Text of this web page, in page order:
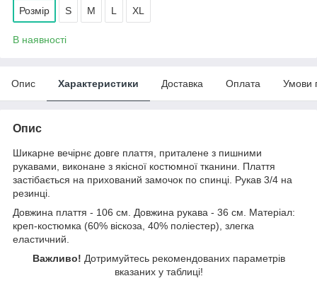
Розмір S M L XL
В наявності
Опис Характеристики Доставка Оплата Умови
Опис
Шикарне вечірнє довге плаття, приталене з пишними
рукавами, виконане з якісної костюмної тканини. Плаття
застібається на прихований замочок по спинці. Рукав 3/4 на
резинці.
Довжина плаття - 106 см. Довжина рукава - 36 см. Матеріал:
креп-костюмка (60% віскоза, 40% поліестер), злегка
еластичний.
Важливо! Дотримуйтесь рекомендованих параметрів
вказаних у таблиці!